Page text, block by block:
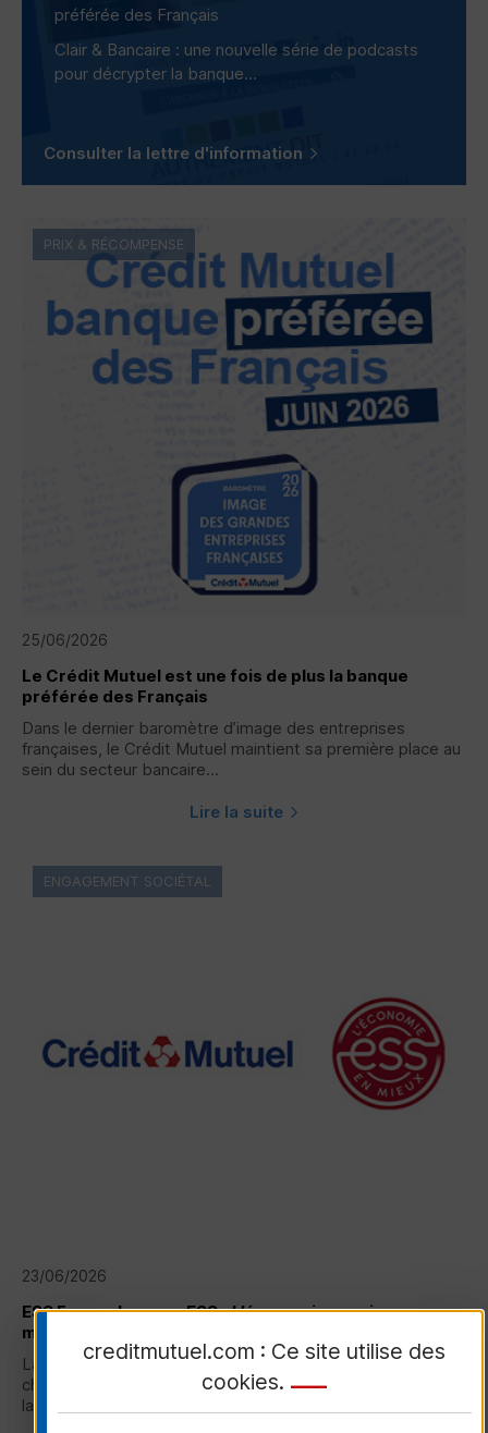
préférée des Français
Clair & Bancaire : une nouvelle série de podcasts
pour décrypter la banque...
Consulter la lettre d'information
25/06/2026
Le Crédit Mutuel est une fois de plus la banque
préférée des Français
Dans le dernier baromètre d’image des entreprises
françaises, le Crédit Mutuel maintient sa première place au
sein du secteur bancaire...
Lire la suite
PRIX & RÉCOMPENSE
23/06/2026
ESSFrance lance : « ESS - L’économie en mieux », une
marque unique soutenue par le Crédit Mutuel
La nouvelle marque commune portée parESSFrance, la
chambre représentative de l'Économie Sociale et Solidaire,
lancée ce 23 juin 2026...
ENGAGEMENT SOCIÉTAL
creditmutuel.com : Ce site utilise des
cookies.